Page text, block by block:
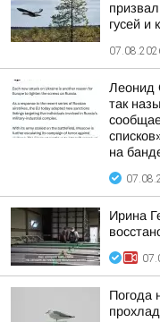
гусей и
Леонид
так
на
Ирина
Погода